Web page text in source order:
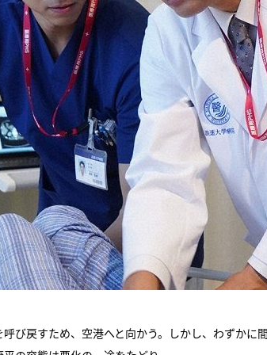
び戻すため、空港へと向かう。しかし、わずかに